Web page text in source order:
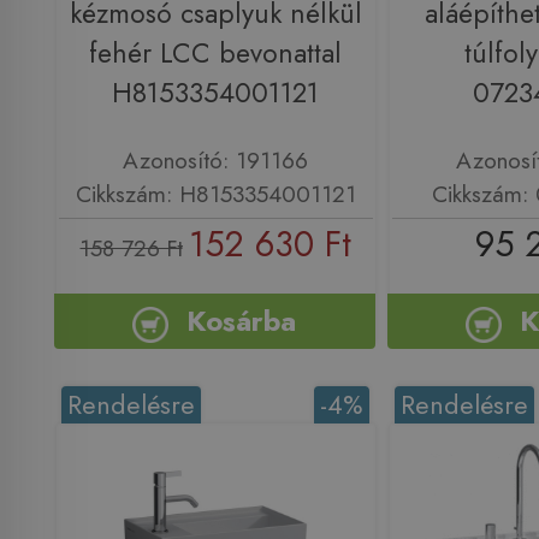
kézmosó csaplyuk nélkül
fehér LCC bevonattal
H8153354001121
Azonosító: 191166
Cikkszám: H8153354001121
158 726 Ft 152 630 Ft
Kosárba
95
-4%
Rendelésre Rendelésre